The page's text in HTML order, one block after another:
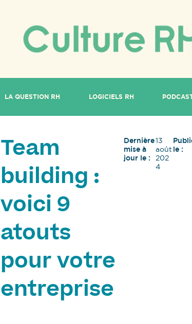
LA QUESTION RH LOGICIELS RH
Team
building :
voici 9
atouts
pour votre
entreprise
Dernière
mise à
jour le :
13
août
202
4
le :